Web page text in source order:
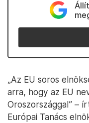
„Az EU soros
arra, hogy az EU
Oroszországgal” –
Európai Tanács